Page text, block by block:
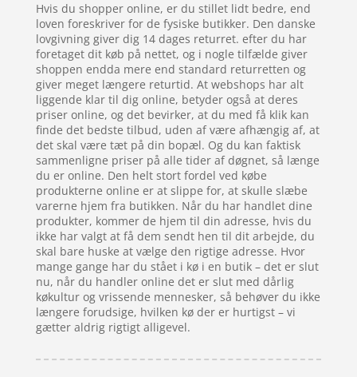
Hvis du shopper online, er du stillet lidt bedre, end
loven foreskriver for de fysiske butikker. Den danske
lovgivning giver dig 14 dages returret. efter du har
foretaget dit køb på nettet, og i nogle tilfælde giver
shoppen endda mere end standard returretten og
giver meget længere returtid. At webshops har alt
liggende klar til dig online, betyder også at deres
priser online, og det bevirker, at du med få klik kan
finde det bedste tilbud, uden af være afhængig af, at
det skal være tæt på din bopæl. Og du kan faktisk
sammenligne priser på alle tider af døgnet, så længe
du er online. Den helt stort fordel ved købe
produkterne online er at slippe for, at skulle slæbe
varerne hjem fra butikken. Når du har handlet dine
produkter, kommer de hjem til din adresse, hvis du
ikke har valgt at få dem sendt hen til dit arbejde, du
skal bare huske at vælge den rigtige adresse. Hvor
mange gange har du stået i kø i en butik – det er slut
nu, når du handler online det er slut med dårlig
køkultur og vrissende mennesker, så behøver du ikke
længere forudsige, hvilken kø der er hurtigst – vi
gætter aldrig rigtigt alligevel.